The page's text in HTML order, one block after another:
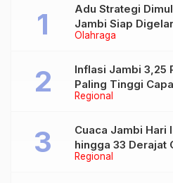
Olahraga
Adu Strategi
Jambi Siap
Regional
Inflasi Jambi 3,25
Paling Tinggi
Regional
Cuaca Jambi Hari
hingga 33 Derajat